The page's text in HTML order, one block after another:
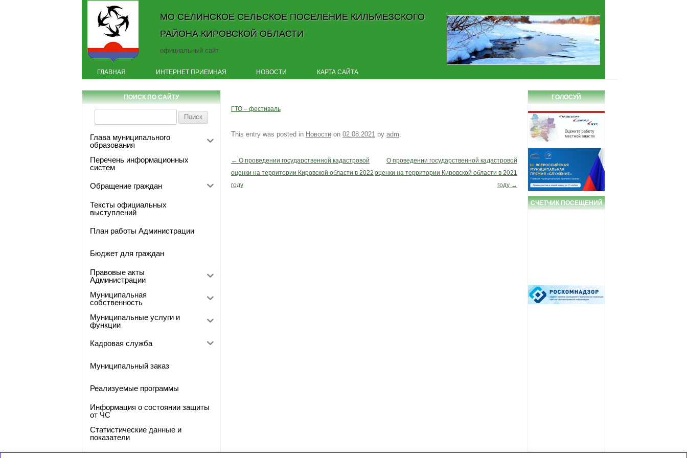
МО СЕЛИНСКОЕ СЕЛЬСКОЕ ПОСЕЛЕНИЕ КИЛЬМЕЗСКОГО
РАЙОНА КИРОВСКОЙ ОБЛАСТИ
официальный сайт
Skip to content
ГЛАВНАЯ ИНТЕРНЕТ ПРИЕМНАЯ НОВОСТИ КАРТА САЙТА
ПОИСК ПО САЙТУ
Глава муниципального
образования
Перечень информационных
систем
Обращение граждан
Тексты официальных
выступлений
План работы Администрации
Бюджет для граждан
Правовые акты
Администрации
Муниципальная
собственность
Муниципальные услуги и
функции
Кадровая служба
Муниципальный заказ
Реализуемые программы
Информация о состоянии защиты
от ЧС
Статистические данные и
показатели
Фото-галерея
ГТО – фестиваль
This entry was posted in Новости on 02.08.2021 by adm
Post navigation
← О проведении государственной кадастровой
оценки на территории Кировской области в 2022
году
О проведении государственной кадастровой
оценки на территории Кировской области в 2021
году →
ГОЛОСУЙ
СЧЕТЧИК ПОСЕЩЕНИЙ